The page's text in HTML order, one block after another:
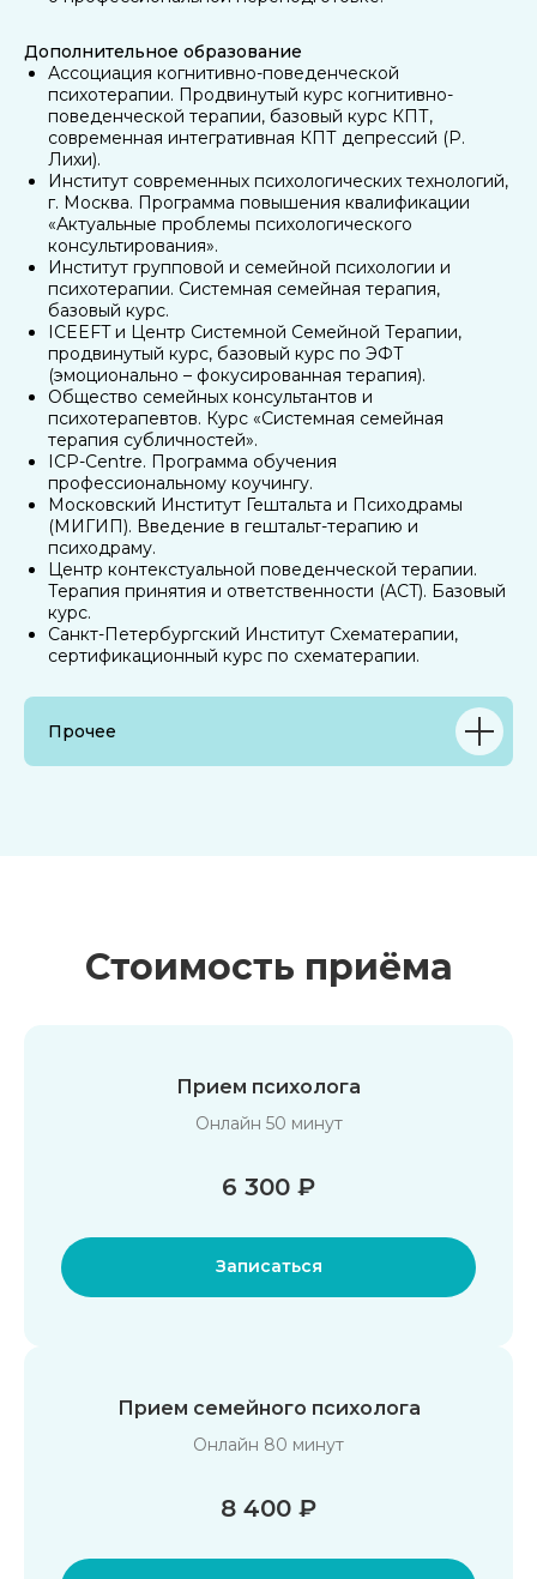
Дополнительное образование
Ассоциация когнитивно-поведенческой
психотерапии. Продвинутый курс когнитивно-
поведенческой терапии, базовый курс КПТ,
современная интегративная КПТ депрессий (Р.
Лихи).
Институт современных психологических технологий,
г. Москва. Программа повышения квалификации
«Актуальные проблемы психологического
консультирования».
Институт групповой и семейной психологии и
психотерапии. Системная семейная терапия,
базовый курс.
ICEEFT и Центр Системной Семейной Терапии,
продвинутый курс, базовый курс по ЭФТ
(эмоционально – фокусированная терапия).
Общество семейных консультантов и
психотерапевтов. Курс «Системная семейная
терапия субличностей».
ICP-Centre. Программа обучения
профессиональному коучингу.
Московский Институт Гештальта и Психодрамы
(МИГИП). Введение в гештальт-терапию и
психодраму.
Центр контекстуальной поведенческой терапии.
Терапия принятия и ответственности (ACT). Базовый
курс.
Санкт-Петербургский Институт Схематерапии,
сертификационный курс по схематерапии.
Прочее
Стоимость приёма
Прием психолога
Онлайн 50 минут
6 300 ₽
Записаться
Прием семейного психолога
Онлайн 80 минут
8 400 ₽